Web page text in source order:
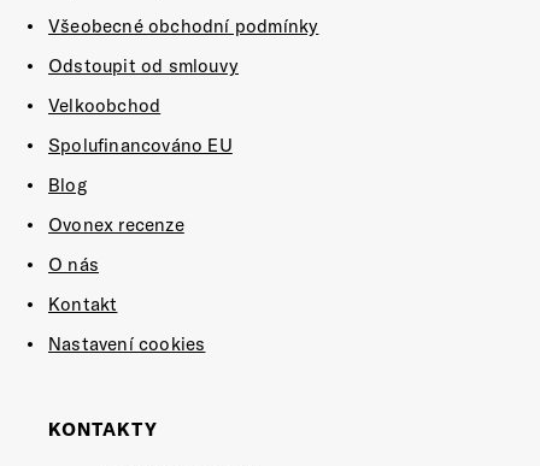
Všeobecné obchodní podmínky
Odstoupit od smlouvy
Velkoobchod
Spolufinancováno EU
Blog
Ovonex recenze
O nás
Kontakt
Nastavení cookies
KONTAKTY